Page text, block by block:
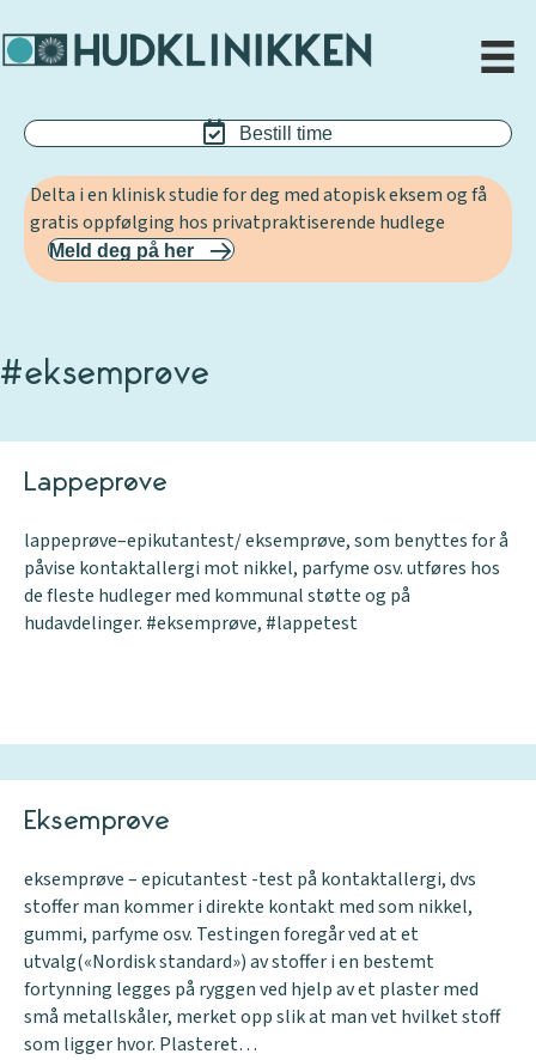
Bestill time
Delta i en klinisk studie for deg med atopisk eksem og få
gratis oppfølging hos privatpraktiserende hudlege
Meld deg på her
#eksemprøve
Lappeprøve
lappeprøve–epikutantest/ eksemprøve, som benyttes for å
påvise kontaktallergi mot nikkel, parfyme osv. utføres hos
de fleste hudleger med kommunal støtte og på
hudavdelinger. #eksemprøve, #lappetest
Eksemprøve
eksemprøve – epicutantest -test på kontaktallergi, dvs
stoffer man kommer i direkte kontakt med som nikkel,
gummi, parfyme osv. Testingen foregår ved at et
utvalg(«Nordisk standard») av stoffer i en bestemt
fortynning legges på ryggen ved hjelp av et plaster med
små metallskåler, merket opp slik at man vet hvilket stoff
som ligger hvor. Plasteret…